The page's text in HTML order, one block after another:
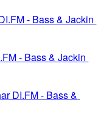
- Bass & Jackin
- Bass & Jackin
DI.FM - Bass &